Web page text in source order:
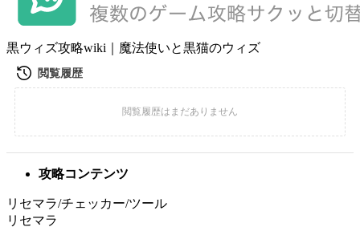
黒ウィズ攻略wiki｜魔法使いと黒猫のウィズ
攻略コンテンツ
リセマラ/チェッカー/ツール
リセマラ